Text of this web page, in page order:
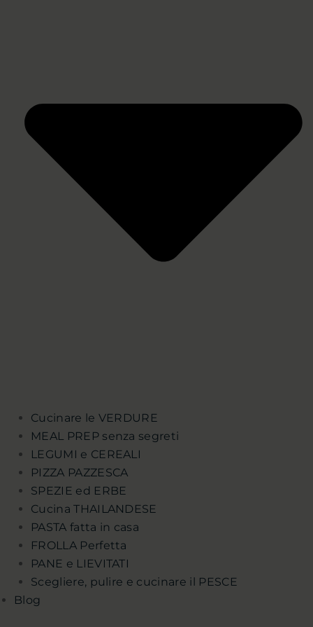
Cucinare le VERDURE
MEAL PREP senza segreti
LEGUMI e CEREALI
PIZZA PAZZESCA
SPEZIE ed ERBE
Cucina THAILANDESE
PASTA fatta in casa
FROLLA Perfetta
PANE e LIEVITATI
Scegliere, pulire e cucinare il PESCE
Blog